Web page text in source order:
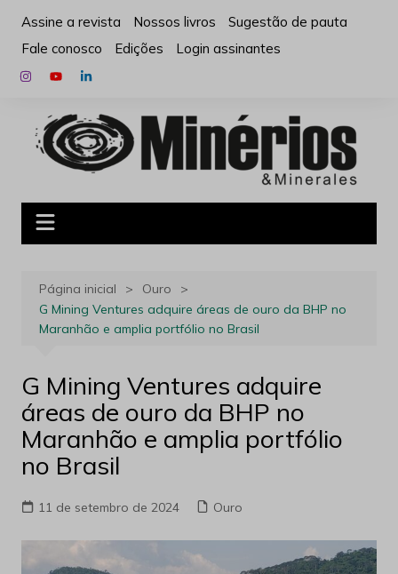
para
conteúdo
Assine a revista Nossos livros
Sugestão de pauta
Fale conosco
Edições Login assinantes
Página inicial
Ouro
G Mining Ventures adquire áreas de ouro da BHP no
Maranhão e amplia portfólio no Brasil
G Mining Ventures adquire
áreas de ouro da BHP no
Maranhão e amplia portfólio
no Brasil
11 de setembro de 2024 Ouro